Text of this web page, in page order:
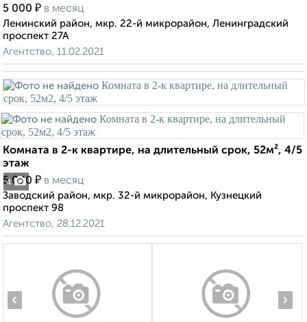
5 000 ₽ в месяц
Ленинский район, мкр. 22-й микрорайон, Ленинградский
проспект 27А
Агентство, 11.02.2021
4
Комната в 2-к квартире, на длительный срок, 52м², 4/5
этаж
5 000 ₽ в месяц
Заводский район, мкр. 32-й микрорайон, Кузнецкий
проспект 98
Агентство, 28.12.2021
‹ ›